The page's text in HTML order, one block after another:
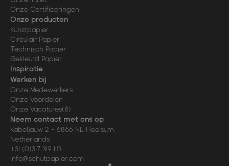
Onze Certificeringen
Onze producten
Kunstpapier
Circulair Papier
Technisch Papier
Gekleurd Papier
Inspiratie
Werken bij
Onze Medewerkers
Onze Voordelen
Onze Vacatures(8)
Neem contact met ons op
Kabeljauw 2 - 6866 NE Heelsum
Netherlands
+31 (0)317 319 110
info@schutpapier.com